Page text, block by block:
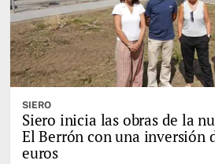
SIERO
Siero inicia las obras de la
El Berrón con una inversión
euros